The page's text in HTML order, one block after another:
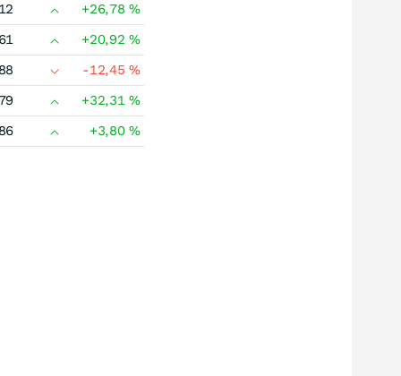
+26,78%
+20,92%
-12,45%
+32,31%
+3,80%